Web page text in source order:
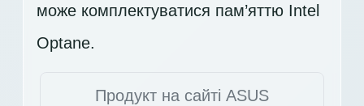
може комплектуватися пам’яттю Intel
Optane.
Продукт на сайті ASUS